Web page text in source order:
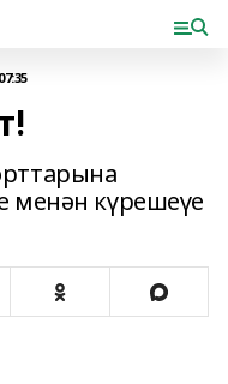
менән күрешеүе